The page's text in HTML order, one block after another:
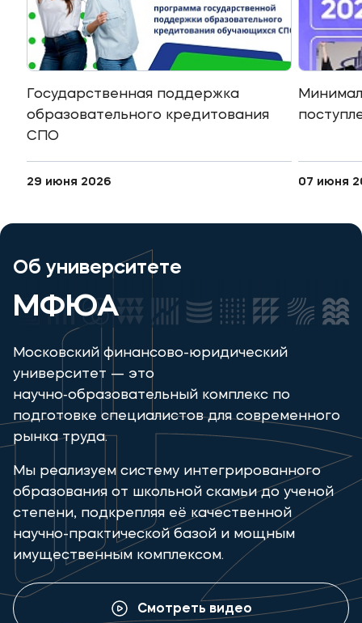
Подобрать программу
Государственная поддержка
образовательного кредитования
СПО
29 июня 2026 07 июня
Об университете
МФЮА
Московский финансово-юридический
университет — это
научно‑образовательный комплекс по
подготовке специалистов для современного
рынка труда.
Мы реализуем систему интегрированного
образования от школьной скамьи до ученой
степени, подкрепляя её качественной
научно-практической базой и мощным
имущественным комплексом.
Смотреть видео